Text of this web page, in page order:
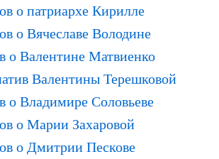
о патриархе Кирилле
о Вячеславе Володине
о Валентине Матвиенко
Валентины Терешковой
о Владимире Соловьеве
о Марии Захаровой
о Дмитрии Пескове